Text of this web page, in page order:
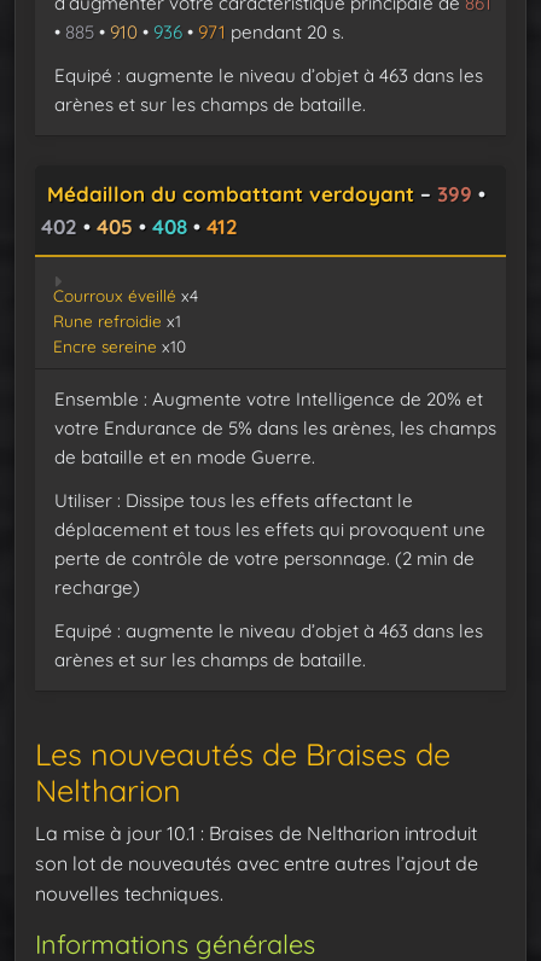
• 885 • 910 • 936 • 971 pendant 20 s.
Equipé : augmente le niveau d’objet à 463 dans les
arènes et sur les champs de bataille.
Médaillon du combattant verdoyant – 399 •
402 • 405 • 408 • 412
Courroux éveillé x4
Rune refroidie x1
Encre sereine x10
Ensemble : Augmente votre Intelligence de 20% et
votre Endurance de 5% dans les arènes, les champs
de bataille et en mode Guerre.
Utiliser : Dissipe tous les effets affectant le
déplacement et tous les effets qui provoquent une
perte de contrôle de votre personnage. (2 min de
recharge)
Equipé : augmente le niveau d’objet à 463 dans les
arènes et sur les champs de bataille.
Les nouveautés de Braises de
Neltharion
La mise à jour 10.1 : Braises de Neltharion introduit
son lot de nouveautés avec entre autres l’ajout de
nouvelles techniques.
Informations générales